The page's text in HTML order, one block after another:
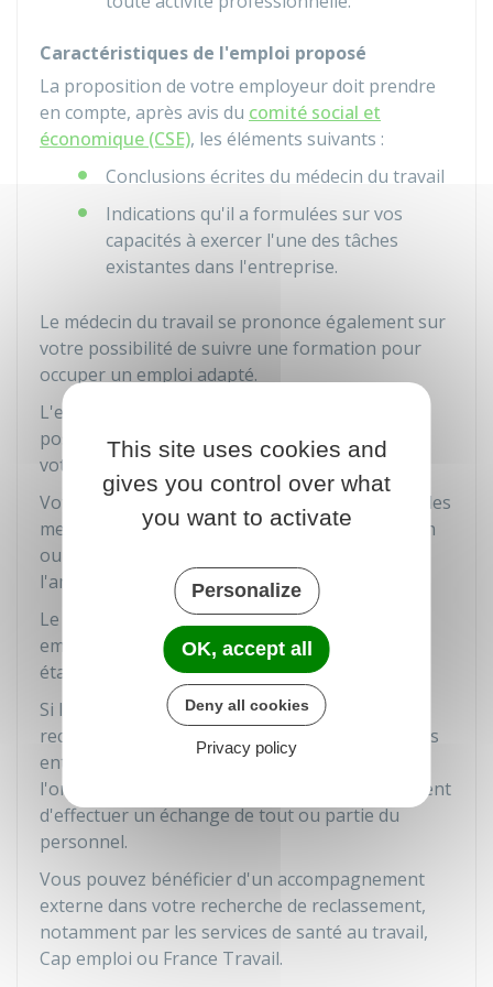
Caractéristiques de l'emploi proposé
La proposition de votre employeur doit prendre
en compte, après avis du comité social et
économique (CSE), les éléments suivants :
Conclusions écrites du médecin du travail
Indications qu'il a formulées sur vos
capacités à exercer l'une des tâches
existantes dans l'entreprise.
Le médecin du travail se prononce également sur
votre possibilité de suivre une formation pour
occuper un emploi adapté.
L'emploi proposé doit s'approcher le plus
possible de l'emploi que vous occupiez avant
votre arrêt de travail.
Votre employeur met en œuvre, si nécessaire, des
mesures telles que l'aménagement, l'adaptation
ou la transformation de postes existants ou
l'aménagement du temps de travail.
Le reclassement doit être recherché parmi les
emplois disponibles dans l'entreprise (tous
établissements et tous secteurs confondus).
Si l'entreprise appartient à un groupe, le
reclassement doit aussi être recherché parmi les
entreprises situées en France dont les activités,
l'organisation ou le lieu d'exploitation permettent
d'effectuer un échange de tout ou partie du
personnel.
Vous pouvez bénéficier d'un accompagnement
externe dans votre recherche de reclassement,
notamment par les services de santé au travail,
Cap emploi ou France Travail.
This site uses cookies and
gives you control over what
you want to activate
Personalize
OK, accept all
Deny all cookies
Privacy policy